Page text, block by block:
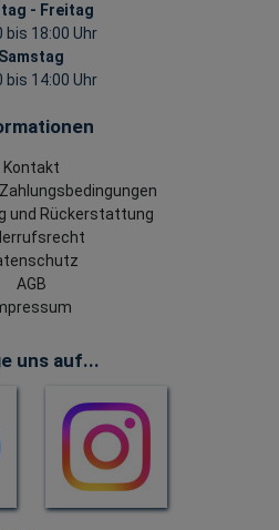
- Freitag
bis 18:00 Uhr
Samstag
bis 14:00 Uhr
Kontakt
und Rückerstattung
AGB
uns auf...